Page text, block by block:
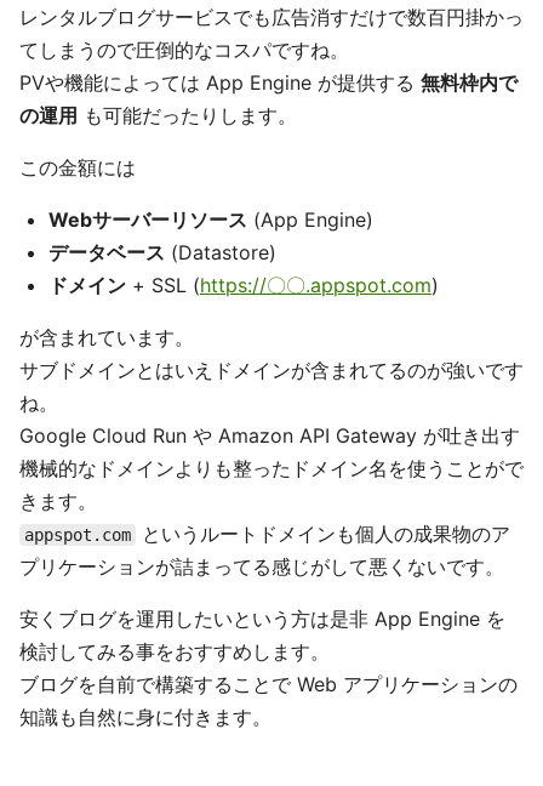
レンタルブログサービスでも広告消すだけで数百円掛かっ
てしまうので圧倒的なコスパですね。
PVや機能によっては App Engine が提供する 無料枠内で
の運用 も可能だったりします。
この金額には
Webサーバーリソース (App Engine)
データベース (Datastore)
ドメイン + SSL (https://〇〇.appspot.com)
が含まれています。
サブドメインとはいえドメインが含まれてるのが強いです
ね。
Google Cloud Run や Amazon API Gateway が吐き出す
機械的なドメインよりも整ったドメイン名を使うことがで
きます。
appspot.com
というルートドメインも個人の成果物のア
プリケーションが詰まってる感じがして悪くないです。
安くブログを運用したいという方は是非 App Engine を
検討してみる事をおすすめします。
ブログを自前で構築することで Web アプリケーションの
知識も自然に身に付きます。